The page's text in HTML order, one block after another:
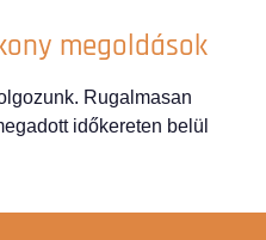
megoldások
Rugalmasan
időkereten belül